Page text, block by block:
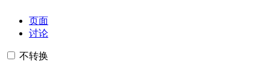
页面
讨论
不转换